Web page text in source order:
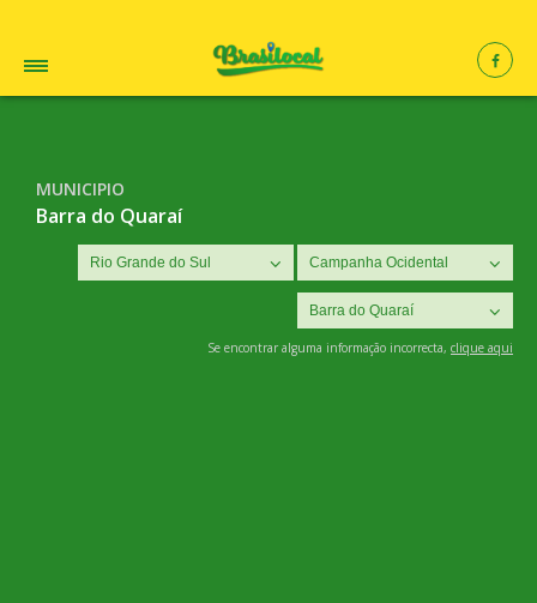
MUNICIPIO
Barra do Quaraí
Se encontrar alguma informação incorrecta, clique aqui